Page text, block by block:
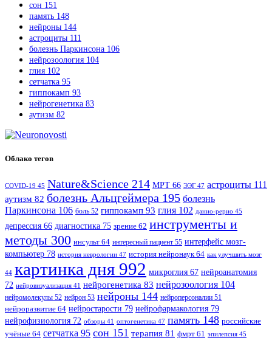
сон 151
память 148
нейроны 144
астроциты 111
болезнь Паркинсона 106
нейрозоология 104
глия 102
сетчатка 95
гиппокамп 93
нейрогенетика 83
аутизм 82
Облако тегов
COVID-19 45 Nature&Science 214 МРТ 66 ЭЭГ 47 астроциты 111
аутизм 82 болезнь Альцгеймера 195 болезнь
Паркинсона 106 боль 52 гиппокамп 93 глия 102 данио-рерио 45
депрессия 66 диагностика 75 зрение 62 инструменты и
методы 300 инсульт 64 интересный пациент 55 интерфейс мозг-
компьютер 78 история неврологии 47 история нейронаук64 как улучшить мозг
44 картинка дня 992 микроглия 67 нейроанатомия
72 нейровизуализация 41 нейрогенетика 83 нейрозоология 104
нейромолекулы 52 нейрон 53 нейроны 144 нейроперсоналии 51
нейроразвитие 64 нейростарости 79 нейрофармакология 79
нейрофизиология 72 обзоры 41 оптогенетика 47 память 148 российские
учёные 64 сетчатка 95 сон 151 терапия 81 фмрт 61 эпилепсия 45